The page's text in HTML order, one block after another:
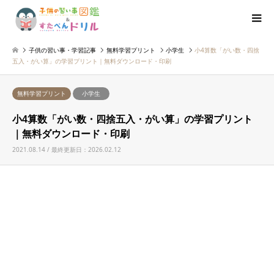
子供の習い事・学習記事 無料学習プリント 小学生
小4算数「がい数・四捨
五入・がい算」の学習プリント｜無料ダウンロード・印刷
無料学習プリント 小学生
小4算数「がい数・四捨五入・がい算」の学習プリント
｜無料ダウンロード・印刷
2021.08.14 / 最終更新日：2026.02.12